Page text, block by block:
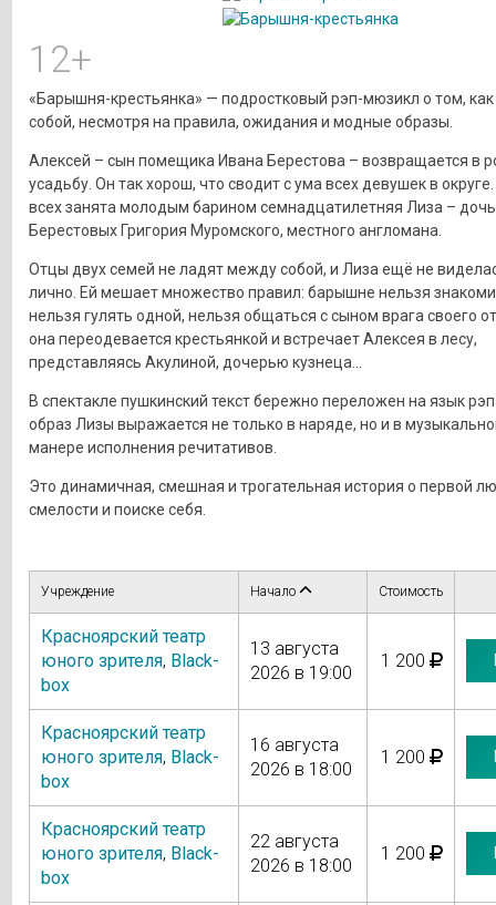
12+
«Барышня-крестьянка» — подростковый рэп-мюзикл о том,
собой, несмотря на правила, ожидания и модные образы.
Алексей – сын помещика Ивана Берестова – возвращается в
усадьбу. Он так хорош, что сводит с ума всех девушек в
всех занята молодым барином семнадцатилетняя Лиза –
Берестовых Григория Муромского, местного англомана.
Отцы двух семей не ладят между собой, и Лиза ещё не
лично. Ей мешает множество правил: барышне нельзя
нельзя гулять одной, нельзя общаться с сыном врага своего
она переодевается крестьянкой и встречает Алексея в лесу,
представляясь Акулиной, дочерью кузнеца…
В спектакле пушкинский текст бережно переложен на язык
образ Лизы выражается не только в наряде, но и в
манере исполнения речитативов.
Это динамичная, смешная и трогательная история о первой
смелости и поиске себя.
Учреждение Начало Стоимость
Красноярский театр
юного зрителя, Black-
box
13 августа
2026 в 19:00
1 200
Красноярский театр
юного зрителя, Black-
box
16 августа
2026 в 18:00
1 200
Красноярский театр
юного зрителя, Black-
box
22 августа
2026 в 18:00
1 200